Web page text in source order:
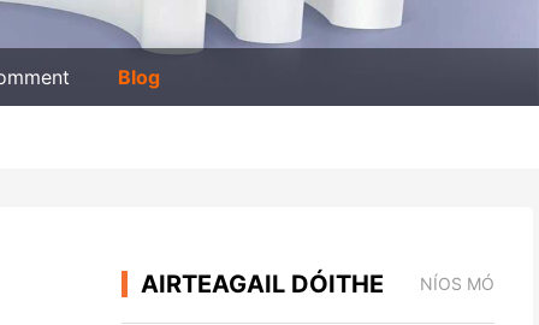
Blog
AIRTEAGAIL DÓITHE NÍOS MÓ